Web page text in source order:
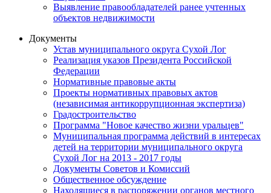
Выявление правообладателей ранее учтенных
объектов недвижимости
Документы
Устав муниципального округа Сухой Лог
Реализация указов Президента Российской
Федерации
Нормативные правовые акты
Проекты нормативных правовых актов
(независимая антикоррупционная экспертиза)
Градостроительство
Программа "Новое качество жизни уральцев"
Муниципальная программа действий в интересах
детей на территории муниципального округа
Сухой Лог на 2013 - 2017 годы
Документы Советов и Комиссий
Общественное обсуждение
Находящиеся в распоряжении органов местного